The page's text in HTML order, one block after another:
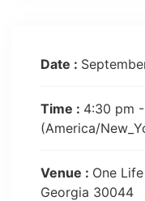
Date :
Time : 4:30 pm
(America/
Venue : One
Georgia 30044